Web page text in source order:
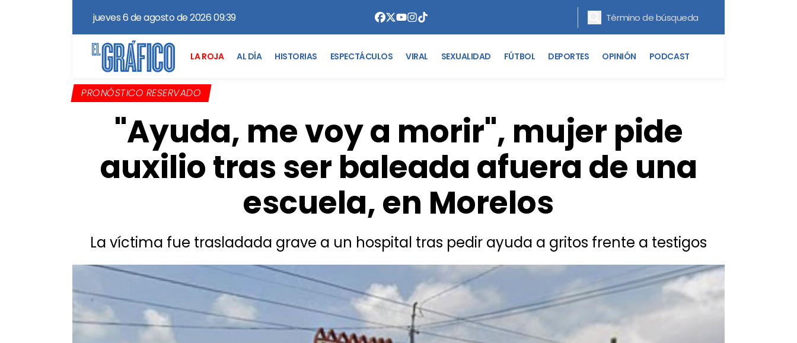
jueves 6 de agosto de 2026 09:39
LA ROJA AL DÍA HISTORIAS ESPECTÁCULOS VIRAL SEXUALIDAD FÚTBOL DEPORTES OPINIÓN PODCAST
PRONÓSTICO RESERVADO
"Ayuda, me voy a morir", mujer pide
auxilio tras ser baleada afuera de una
escuela, en Morelos
La víctima fue trasladada grave a un hospital tras pedir ayuda a gritos frente a testigos